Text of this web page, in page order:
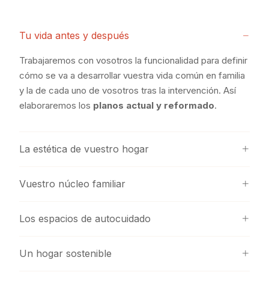
Tu vida antes y después
Trabajaremos con vosotros la funcionalidad para definir
cómo se va a desarrollar vuestra vida común en familia
y la de cada uno de vosotros tras la intervención. Así
elaboraremos los planos actual y reformado.
La estética de vuestro hogar
Vuestro núcleo familiar
Los espacios de autocuidado
Un hogar sostenible